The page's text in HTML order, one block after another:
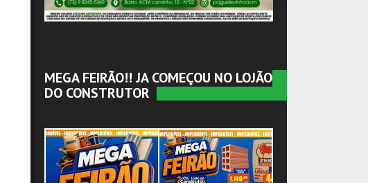
MEGA FEIRÃO!! JA COMEÇOU NO LOJÃO
DO CONSTRUTOR